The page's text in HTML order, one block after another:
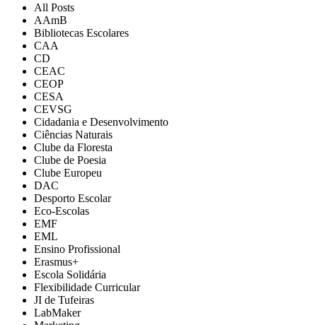
All Posts
AAmB
Bibliotecas Escolares
CAA
CD
CEAC
CEOP
CESA
CEVSG
Cidadania e Desenvolvimento
Ciências Naturais
Clube da Floresta
Clube de Poesia
Clube Europeu
DAC
Desporto Escolar
Eco-Escolas
EMF
EML
Ensino Profissional
Erasmus+
Escola Solidária
Flexibilidade Curricular
JI de Tufeiras
LabMaker